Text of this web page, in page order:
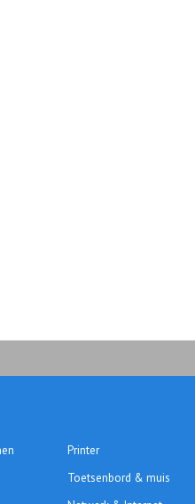
Printer
Toetsenbord & muis